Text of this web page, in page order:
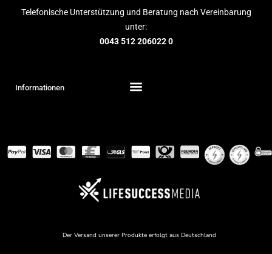
Telefonische Unterstützung und Beratung nach Vereinbarung
unter:
0043 512 206022 0
Informationen
Der Versand unserer Produkte erfolgt aus Deutschland